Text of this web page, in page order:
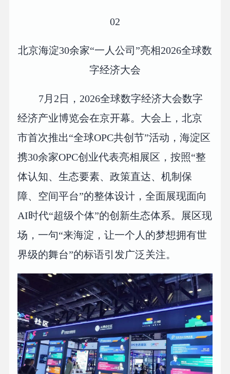
02
北京海淀30余家“一人公司”亮相2026全球数
字经济大会
7月2日，2026全球数字经济大会数字
经济产业博览会在京开幕。大会上，北京
市首次推出“全球OPC共创节”活动，海淀区
携30余家OPC创业代表亮相展区，按照“整
体认知、生态要素、政策直达、机制保
障、空间平台”的整体设计，全面展现面向
AI时代“超级个体”的创新生态体系。展区现
场，一句“来海淀，让一个人的梦想拥有世
界级的舞台”的标语引发广泛关注。